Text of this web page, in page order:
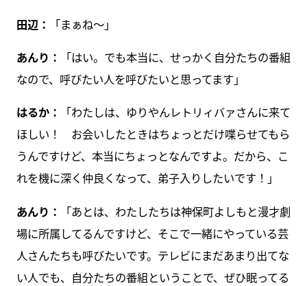
田辺： 「まぁね～」
あんり：
「はい。でも本当に、せっかく自分たちの番組
なので、呼びたい人を呼びたいと思ってます」
はるか：
「わたしは、ゆりやんレトリィバァさんに来て
ほしい！ お会いしたときはちょっとだけ喋らせてもら
うんですけど、本当にちょっとなんですよ。だから、こ
れを機に深く仲良くなって、弟子入りしたいです！」
あんり：
「あとは、わたしたちは神保町よしもと漫才劇
場に所属してるんですけど、そこで一緒にやっている芸
人さんたちも呼びたいです。テレビにまだあまり出てな
い人でも、自分たちの番組ということで、ぜひ眠ってる